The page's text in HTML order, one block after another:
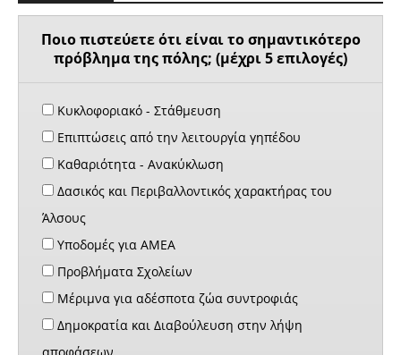
Ποιο πιστεύετε ότι είναι το σημαντικότερο
πρόβλημα της πόλης; (μέχρι 5 επιλογές)
Κυκλοφοριακό - Στάθμευση
Επιπτώσεις από την λειτουργία γηπέδου
Καθαριότητα - Ανακύκλωση
Δασικός και Περιβαλλοντικός χαρακτήρας του
Άλσους
Υποδομές για ΑΜΕΑ
Προβλήματα Σχολείων
Μέριμνα για αδέσποτα ζώα συντροφιάς
Δημοκρατία και Διαβούλευση στην λήψη